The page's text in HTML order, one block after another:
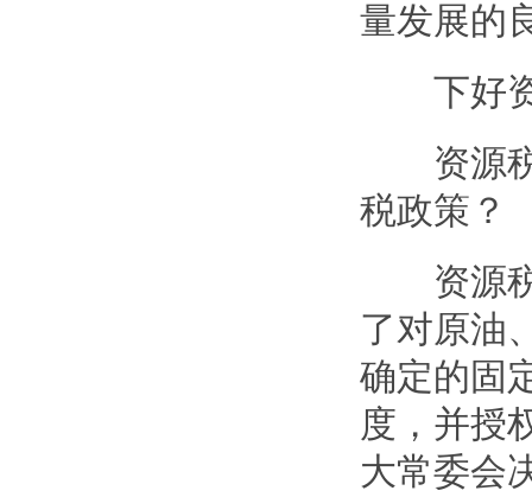
量发展的
下好资
资源税
税政策？
资源税
了对原油
确定的固
度，并授
大常委会